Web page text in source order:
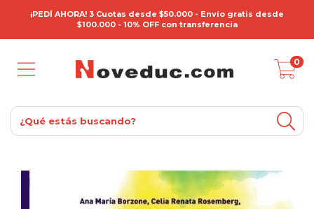
¡PEDÍ AHORA! 3 Cuotas desde $50.000 - Envío gratis desde
$100.000 - 10% OFF con transferencia
0